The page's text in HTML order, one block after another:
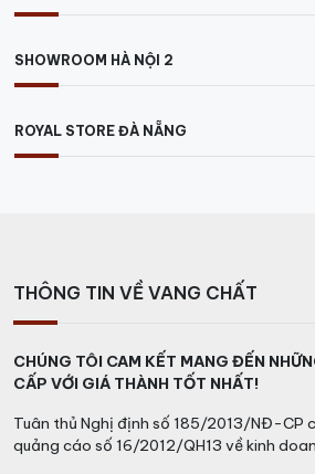
SHOWROOM HÀ NỘI 2
ROYAL STORE ĐÀ NẴNG
THÔNG TIN VỀ VANG CHẤT
CHÚNG TÔI CAM KẾT MANG ĐẾN
CẤP VỚI GIÁ THÀNH TỐT NHẤT!
Tuân thủ Nghị định số 185/2013/NĐ-CP
quảng cáo số 16/2012/QH13 về kinh